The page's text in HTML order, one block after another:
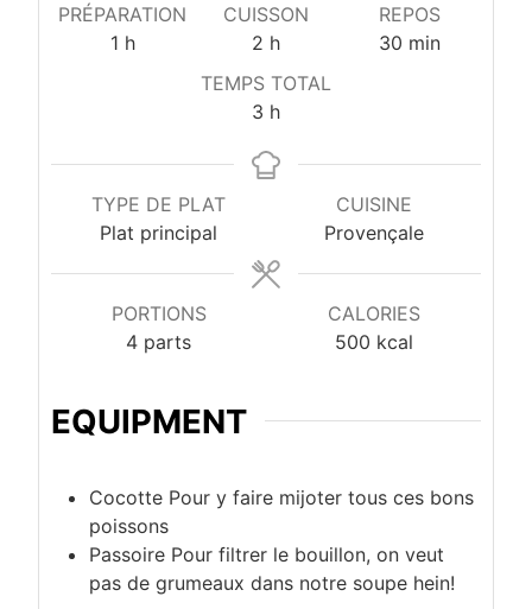
PRÉPARATION
1heure
h
CUISSON
2 heures
h
REPOS
30minutes
min
TEMPS TOTAL
3 heures
h
TYPE DE PLAT
Plat principal
CUISINE
Provençale
PORTIONS
4 parts
CALORIES
500 kcal
EQUIPMENT
Cocotte Pour y faire mijoter tous ces bons
poissons
Passoire Pour filtrer le bouillon, on veut
pas de grumeaux dans notre soupe hein!